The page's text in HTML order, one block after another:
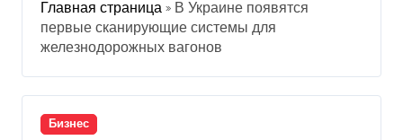
Главная страница » В Украине появятся
первые сканирующие системы для
железнодорожных вагонов
Бизнес